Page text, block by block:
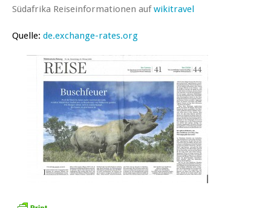
Südafrika Reiseinformationen aufwikitravel
Quelle: de.exchange-rates.org